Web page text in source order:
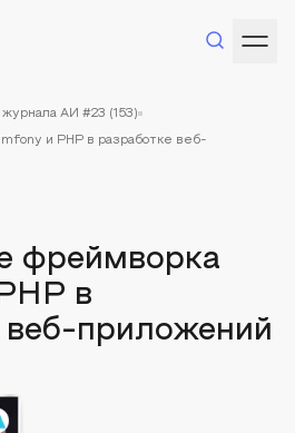
журнала АИ #23 (153)
и PHP в разработке веб-
фреймворка
в
веб-приложений